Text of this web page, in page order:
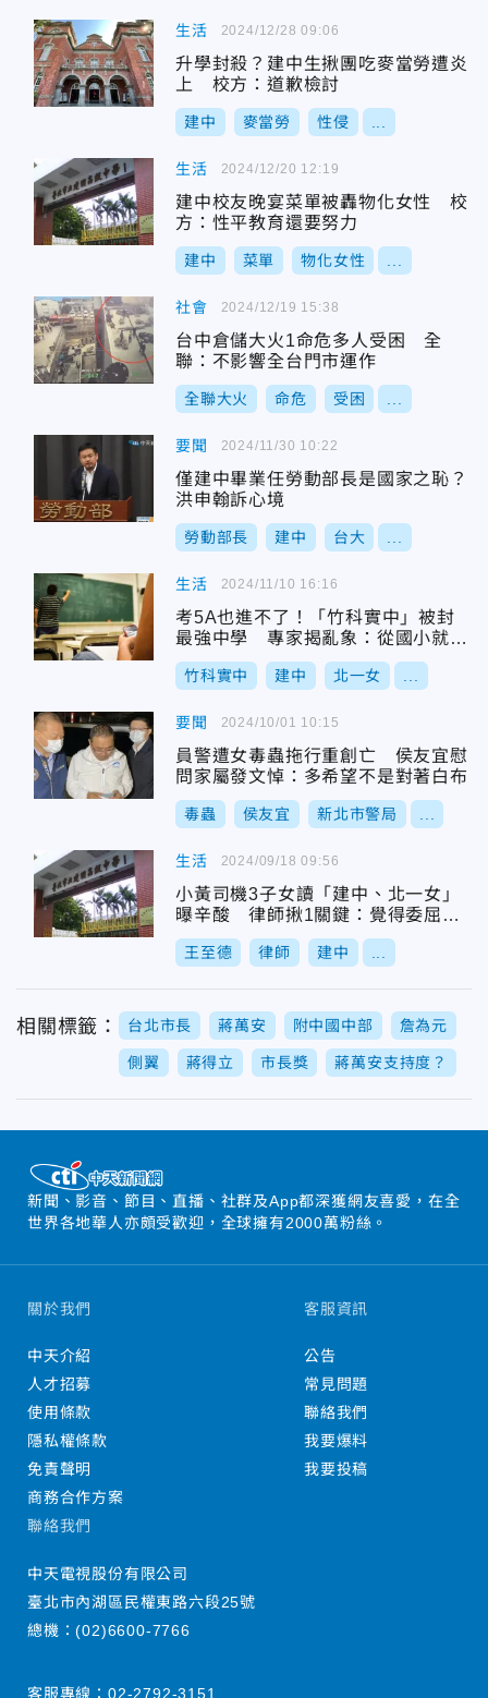
生活
升學封殺？建中生揪團吃麥當勞遭炎
上 校方：道歉檢討
建中 麥當勞 性侵
2024/12/28 09:06
生活
建中校友晚宴菜單被轟物化女性 校
方：性平教育還要努力
建中 菜單 物化女性
2024/12/20 12:19
社會
台中倉儲大火1命危多人受困 全
聯：不影響全台門市運作
全聯大火 命危 受困
2024/12/19 15:38
要聞
僅建中畢業任勞動部長是國家之恥？
洪申翰訴心境
勞動部長 建中 台大
2024/11/30 10:22
生活
考5A也進不了！「竹科實中」被封
最強中學 專家揭亂象：從國小就要
搶
竹科實中 建中 北一女
2024/11/10 16:16
要聞
員警遭女毒蟲拖行重創亡 侯友宜慰
問家屬發文悼：多希望不是對著白布
毒蟲 侯友宜 新北市警局
2024/10/01 10:15
生活
小黃司機3子女讀「建中、北一女」
曝辛酸 律師揪1關鍵：覺得委屈女
兒
王至德 律師 建中
2024/09/18 09:56
相關標籤： 台北市長 蔣萬安 附中國中部 詹為元
側翼 蔣得立 市長獎 蔣萬安支持度？
新聞、影音、節目、直播、社群及App都深獲網友喜愛，在全
世界各地華人亦頗受歡迎，全球擁有2000萬粉絲。
關於我們
中天介紹
人才招募
使用條款
隱私權條款
免責聲明
商務合作方案
客服資訊
公告
常見問題
聯絡我們
我要爆料
我要投稿
聯絡我們
中天電視股份有限公司
臺北市內湖區民權東路六段25號
總機：(02)6600-7766
客服專線： 02-2792-3151